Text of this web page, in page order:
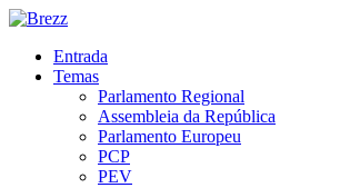
Entrada
Temas
Parlamento Regional
Assembleia da República
Parlamento Europeu
PCP
PEV